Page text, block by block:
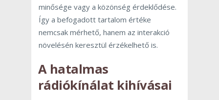
minősége vagy a közönség érdeklődése.
Így a befogadott tartalom értéke
nemcsak mérhető, hanem az interakció
növelésén keresztül érzékelhető is.
A hatalmas
rádiókínálat kihívásai